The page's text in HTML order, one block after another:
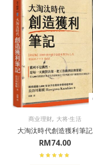
商业理财, 大将·生活
大淘汰時代創造獲利筆記
RM74.00